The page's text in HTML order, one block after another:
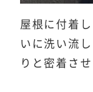
屋根に付着
いに洗い流
りと密着さ